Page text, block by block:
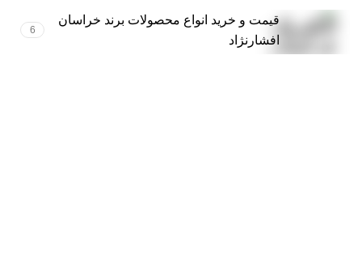
قیمت و خرید انواع محصولات برند خراسان
افشارنژاد
6